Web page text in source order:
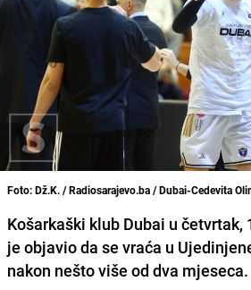
Foto: Dž.K. / Radiosarajevo.ba / Dubai-Cedevita
Košarkaški klub Dubai u četvrtak,
je objavio da se vraća u
nakon nešto više od dva mjeseca.